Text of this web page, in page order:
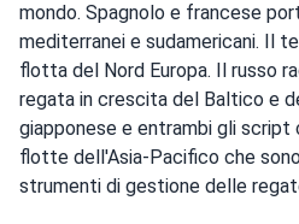
mondo. Spagnolo e francese
mediterranei e sudamericani. Il
flotta del Nord Europa. Il russo
regata in crescita del Baltico e
giapponese e entrambi gli script
flotte dell'Asia-Pacifico che
strumenti di gestione delle